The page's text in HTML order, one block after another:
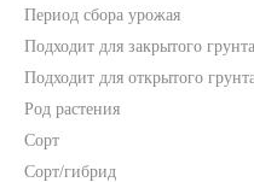
Период сбора урожая
Подходит для закрытого грунта
Подходит для открытого
Род растения
Сорт
Сорт/гибрид